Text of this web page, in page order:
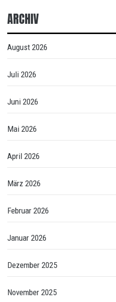
ARCHIV
August 2026
Juli 2026
Juni 2026
Mai 2026
April 2026
März 2026
Februar 2026
Januar 2026
Dezember 2025
November 2025